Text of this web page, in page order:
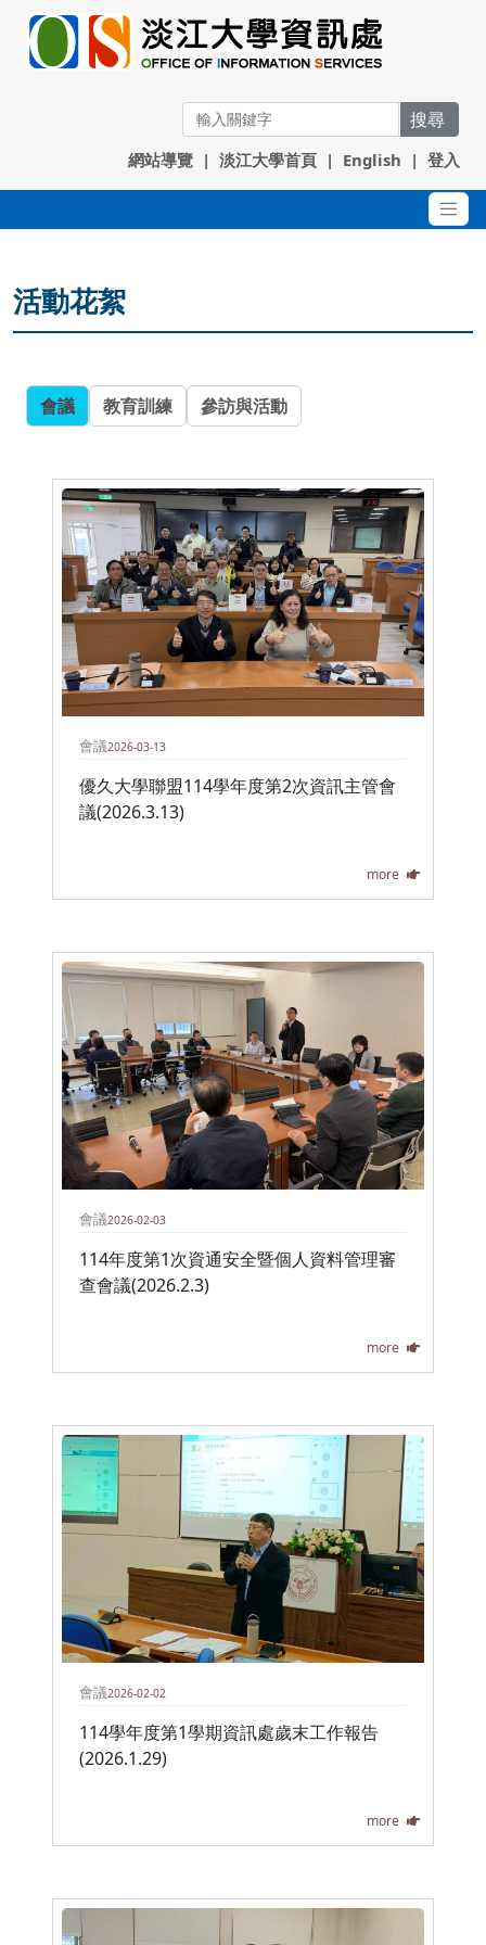
搜尋
網站導覽 | 淡江大學首頁 | English | 登入
活動花絮
會議 教育訓練 參訪與活動
會議2026-03-13
優久大學聯盟114學年度第2次資訊主管會
議(2026.3.13)
more
會議2026-02-03
114年度第1次資通安全暨個人資料管理審
查會議(2026.2.3)
more
會議2026-02-02
114學年度第1學期資訊處歲末工作報告
(2026.1.29)
more